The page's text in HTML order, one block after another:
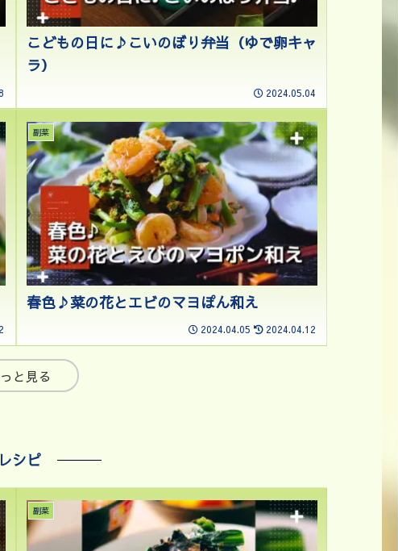
こどもの日に♪こいのぼり弁当（ゆで卵キャ
ラ）
2024.05.04
副菜
春色♪菜の花とエビのマヨぽん和え
2024.04.05 2024.04.12
と見る
シピ
副菜